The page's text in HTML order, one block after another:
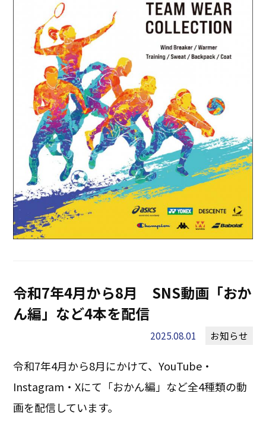
令和7年4月から8月 SNS動画「おか
ん編」など4本を配信
2025.08.01 お知らせ
令和7年4月から8月にかけて、YouTube・
Instagram・Xにて「おかん編」など全4種類の動
画を配信しています。